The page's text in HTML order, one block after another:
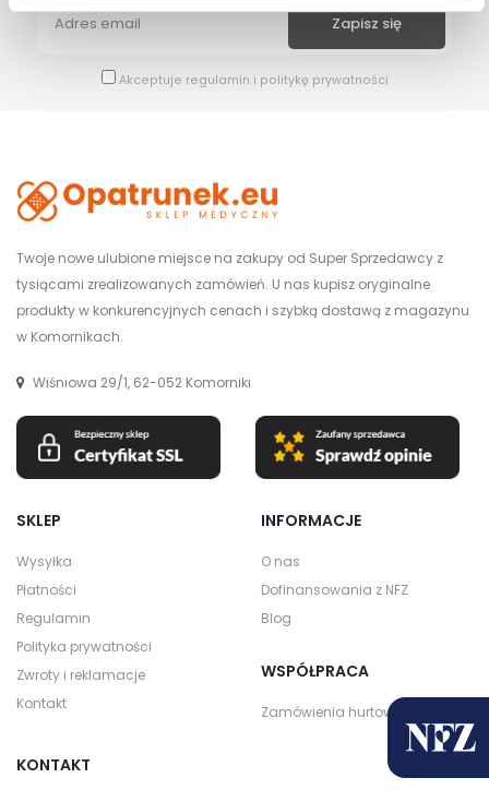
Akceptuje regulamin i politykę prywatności
Twoje nowe ulubione miejsce na zakupy od Super Sprzedawcy z
tysiącami zrealizowanych zamówień. U nas kupisz oryginalne
produkty w konkurencyjnych cenach i szybką dostawą z magazynu
w Komornikach.
Wiśniowa 29/1, 62-052 Komorniki
SKLEP
Wysyłka
Płatności
Regulamin
Polityka prywatności
Zwroty i reklamacje
Kontakt
INFORMACJE
O nas
Dofinansowania z NFZ
Blog
WSPÓŁPRACA
Zamówienia hurtowe
KONTAKT